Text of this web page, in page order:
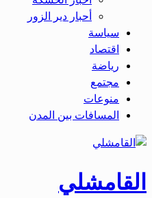
أحبار دير الزور
سياسة
اقتصاد
رياضة
مجتمع
منوعات
المسافات بين المدن
القامشلي